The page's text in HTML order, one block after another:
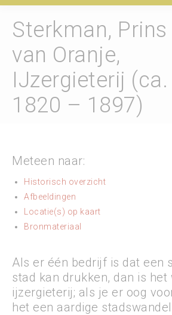
Sterkman, Prins
van Oranje,
IJzergieterij (ca.
1820 – 1897)
Meteen naar:
Historisch overzicht
Afbeeldingen
Locatie(s) op kaart
Bronmateriaal
Als er één bedrijf is dat een
stad kan drukken, dan is het
ijzergieterij; als je er oog
het een aardige